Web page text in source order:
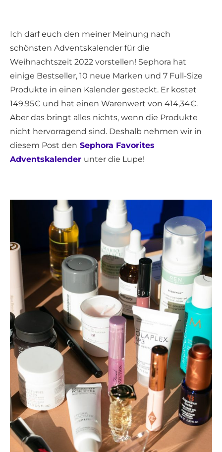
Ich darf euch den meiner Meinung nach
schönsten Adventskalender für die
Weihnachtszeit 2022 vorstellen! Sephora hat
einige Bestseller, 10 neue Marken und 7 Full-Size
Produkte in einen Kalender gesteckt. Er kostet
149.95€ und hat einen Warenwert von 414,34€.
Aber das bringt alles nichts, wenn die Produkte
nicht hervorragend sind. Deshalb nehmen wir in
diesem Post den Sephora Favorites
Adventskalender unter die Lupe!